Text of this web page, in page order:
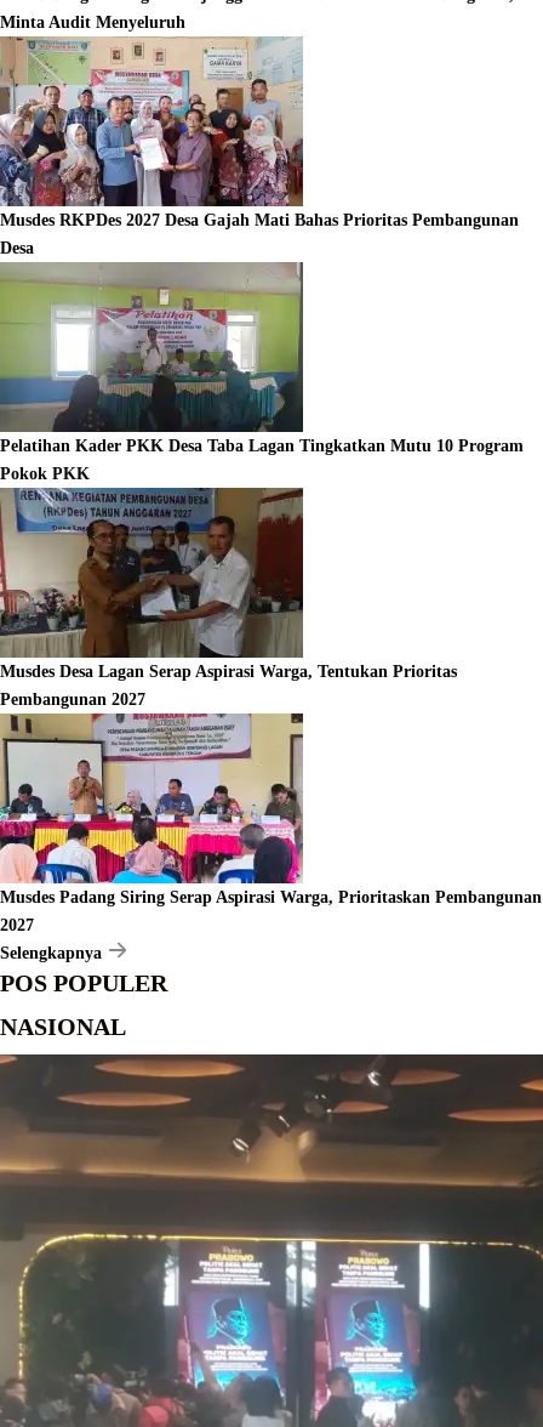
Minta Audit Menyeluruh
Musdes RKPDes 2027 Desa Gajah Mati Bahas Prioritas Pembangunan
Desa
Pelatihan Kader PKK Desa Taba Lagan Tingkatkan Mutu 10 Program
Pokok PKK
Musdes Desa Lagan Serap Aspirasi Warga, Tentukan Prioritas
Pembangunan 2027
Musdes Padang Siring Serap Aspirasi Warga, Prioritaskan Pembangunan
2027
Selengkapnya
POS POPULER
NASIONAL